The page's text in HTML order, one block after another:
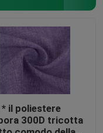
* il poliestere
300D tricotta